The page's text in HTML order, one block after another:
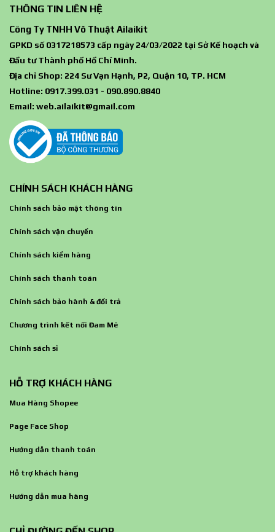
THÔNG TIN LIÊN HỆ
Công Ty TNHH Võ Thuật Ailaikit
GPKD số 0317218573 cấp ngày 24/03/2022 tại Sở Kế hoạch và
Đầu tư Thành phố Hồ Chí Minh.
Địa chỉ Shop: 224 Sư Vạn Hạnh, P2, Quận 10, TP. HCM
Hotline: 0917.399.031 - 090.890.8840
Email: web.ailaikit@gmail.com
CHÍNH SÁCH KHÁCH HÀNG
Chính sách bảo mật thông tin
Chính sách vận chuyển
Chính sách kiểm hàng
Chính sách thanh toán
Chính sách bảo hành & đổi trả
Chương trình kết nối Đam Mê
Chính sách sỉ
HỖ TRỢ KHÁCH HÀNG
Mua Hàng Shopee
Page Face Shop
Hướng dẫn thanh toán
Hỗ trợ khách hàng
Hướng dẫn mua hàng